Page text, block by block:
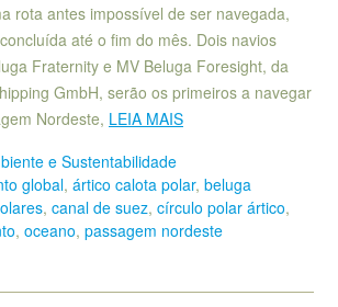
rota antes impossível de ser navegada,
até o fim do mês. Dois navios
Fraternity e MV Beluga Foresight, da
GmbH, serão os primeiros a navegar
Nordeste, LEIA MAIS
e Sustentabilidade
global, ártico calota polar, beluga
, canal de suez, círculo polar ártico,
, oceano, passagem nordeste